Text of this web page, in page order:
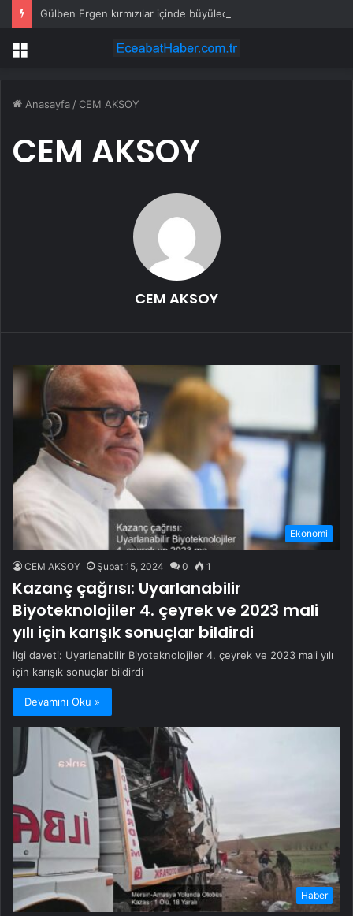
Gülben Ergen kırmızılar içinde büyüledi
Menü
Anasayfa / CEM AKSOY
CEM AKSOY
CEM AKSOY
Ekonomi
CEM AKSOY Şubat 15, 2024 0 1
Kazanç çağrısı: Uyarlanabilir
Biyoteknolojiler 4. çeyrek ve 2023 mali
yılı için karışık sonuçlar bildirdi
İlgi daveti: Uyarlanabilir Biyoteknolojiler 4. çeyrek ve 2023 mali yılı
için karışık sonuçlar bildirdi
Devamını Oku »
Haber